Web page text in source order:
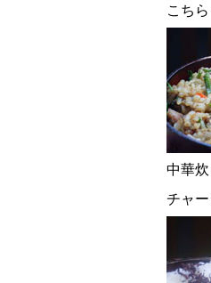
こち
中華
チャ